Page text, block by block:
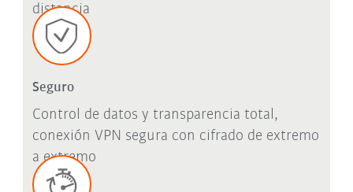
distancia
Seguro
Control de datos y transparencia total,
conexión VPN segura con cifrado de extremo
a extremo